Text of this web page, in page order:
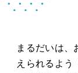
まるだいは、
えられるよう